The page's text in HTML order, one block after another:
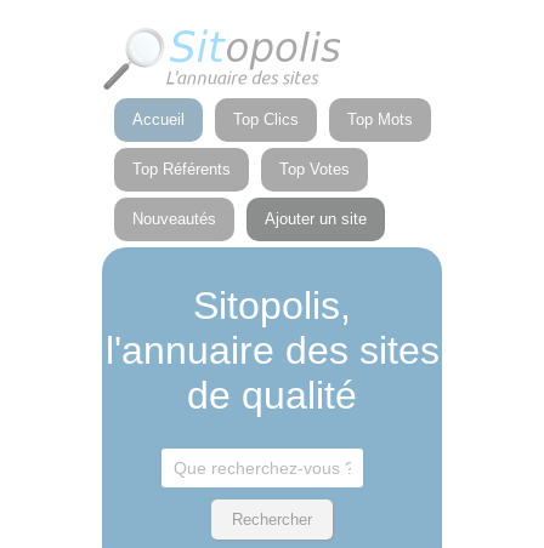
Accueil Top Clics Top Mots
Top Référents Top Votes
Nouveautés Ajouter un site
Sitopolis,
l'annuaire des sites
de qualité